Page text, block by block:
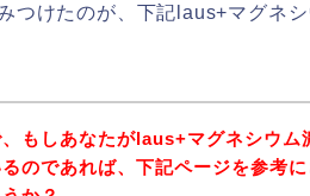
つけたのが、下記laus+マグネ
もしあなたがlaus+マグネシウム
るのであれば、下記ページを参考